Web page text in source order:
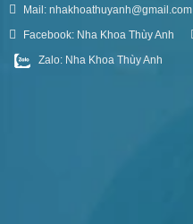
Mail: nhakhoathuyanh@gmail.com
Facebook: Nha Khoa Thùy Anh
Zalo: Nha Khoa Thùy Anh